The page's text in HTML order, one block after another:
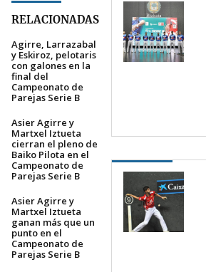
RELACIONADAS
Agirre, Larrazabal
y Eskiroz, pelotaris
con galones en la
final del
Campeonato de
Parejas Serie B
Asier Agirre y
Martxel Iztueta
cierran el pleno de
Baiko Pilota en el
Campeonato de
Parejas Serie B
Asier Agirre y
Martxel Iztueta
ganan más que un
punto en el
Campeonato de
Parejas Serie B